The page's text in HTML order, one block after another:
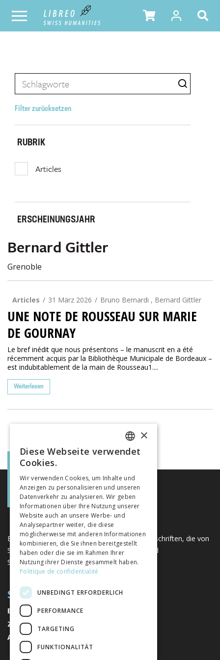
Filter zurücksetzen
RUBRIK
Articles
ERSCHEINUNGSJAHR
Bernard Gittler
Grenoble
Articles 31 März 2026 Bruno Bernardi , Bernard Gittler
UNE NOTE DE ROUSSEAU SUR MARIE
DE GOURNAY
Le bref inédit que nous présentons – le manuscrit en a été
récemment acquis par la Bibliothèque Municipale de Bordeaux –
est indubitablement de la main de Rousseau1....
Weiterlesen
Eine einzigartige Plattform für Bücher und Zeitschriften, die von
Schweizer Verlagen im Bereich der Geistes- und
Sozialwissenschaften herausgegeben werden.
SITEMAP
BÜCHER
ZEITSCHRIFTEN
AUTOREN
FRENCH
ITALIAN
×
Diese Webseite verwendet
Cookies.
Wir verwenden Cookies, um Inhalte und
Anzeigen zu personalisieren und unseren
Datenverkehr zu analysieren. Wir geben
Informationen über Ihre Nutzung unserer
Website auch an unsere Werbe- und
Analysepartner weiter, die diese
möglicherweise mit anderen Informationen
kombinieren, die Sie ihnen bereitgestellt
haben oder die sie im Rahmen Ihrer
Nutzung ihrer Dienste gesammelt haben.
Politique de confidentialité
UNBEDINGT ERFORDERLICH
PERFORMANCE
TARGETING
FUNKTIONALITÄT